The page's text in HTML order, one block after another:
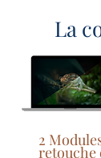
La
2
retouche